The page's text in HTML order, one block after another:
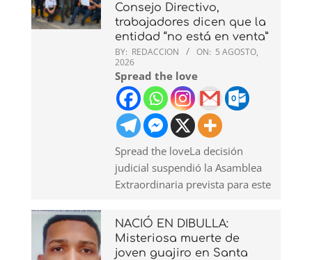
Consejo Directivo,
trabajadores dicen que la
entidad “no está en venta”
BY: REDACCION ON: 5 AGOSTO,
2026
Spread the love
Spread the loveLa decisión
judicial suspendió la Asamblea
Extraordinaria prevista para este
NACIÓ EN DIBULLA:
Misteriosa muerte de
joven guajiro en Santa